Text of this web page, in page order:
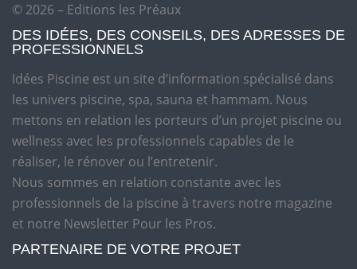
© 2026 – Editions les Préaux
DES IDÉES, DES CONSEILS, DES ADRESSES DE
PROFESSIONNELS
Idées Piscine est un site d’information spécialisé dans
les univers piscine, spa, sauna et hammam. Nous
mettons en relation les porteurs d’un projet piscine ou
wellness avec les professionnels capables de le
réaliser, le rénover ou l’entretenir.
Nous sommes en relation constante avec les
professionnels de la piscine à travers notre magazine
et notre Newsletter Pour les Pros.
PARTENAIRE DE VOTRE PROJET